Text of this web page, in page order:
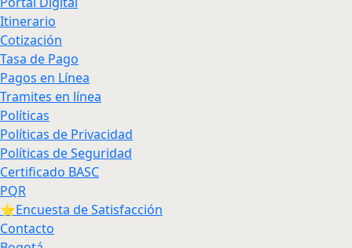
Itinerario
Cotización
Tasa de Pago
Pagos en Línea
Tramites en línea
Políticas
Políticas de Privacidad
Políticas de Seguridad
Certificado BASC
PQR
⭐Encuesta de Satisfacción
Contacto